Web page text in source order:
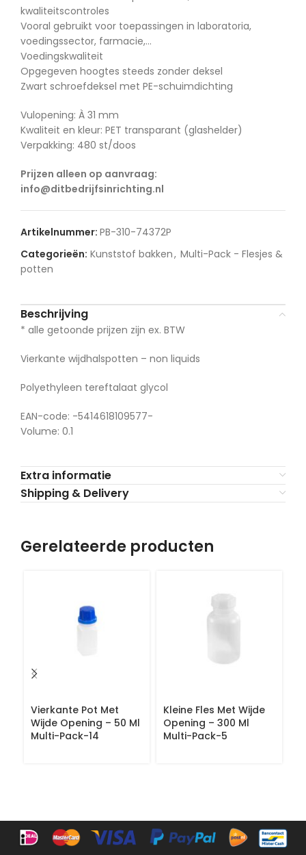
kwaliteitscontroles
Vooral gebruikt voor toepassingen in laboratoria,
voedingssector, farmacie,…
Voedingskwaliteit
Opgegeven hoogtes steeds zonder deksel
Zwart schroefdeksel met PE-schuimdichting
Vulopening: À 31 mm
Kwaliteit en kleur: PET transparant (glashelder)
Verpakking: 480 st/doos
Prijzen alleen op aanvraag:
info@ditbedrijfsinrichting.nl
Artikelnummer: PB-310-74372P
Categorieën: Kunststof bakken, Multi-Pack - Flesjes &
potten
Beschrijving
* alle getoonde prijzen zijn ex. BTW
Vierkante wijdhalspotten – non liquids
Polyethyleen tereftalaat glycol
EAN-code: -5414618109577-
Volume: 0.1
Extra informatie
Shipping & Delivery
Gerelateerde producten
Vierkante Pot Met
Wijde Opening – 50 Ml
Multi-Pack-14
Kleine Fles Met Wijde
Opening – 300 Ml
Multi-Pack-5